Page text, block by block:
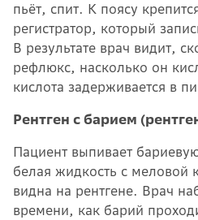
пьёт, спит. К поясу
регистратор, который
В результате врач видит,
рефлюкс, насколько он
кислота задерживается в
Рентген с барием
Пациент выпивает
белая жидкость с меловой
видна на рентгене. Врач
времени, как барий